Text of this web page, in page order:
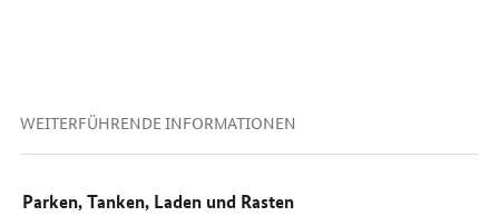
WEITERFÜHRENDE INFORMATIONEN
Parken, Tanken, Laden und Rasten